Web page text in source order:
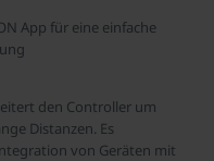
App für eine einfache
den Controller um
Distanzen. Es
von Geräten mit